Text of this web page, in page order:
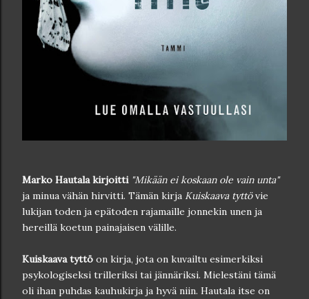
Marko Hautala kirjoitti "Mikään ei koskaan ole vain unta"
ja minua vähän hirvitti. Tämän kirja Kuiskaava tyttövie
lukijan toden ja epätoden rajamaille jonnekin unen ja
hereillä koetun painajaisen välille.
Kuiskaava tyttö on kirja, jota on kuvailtu esimerkiksi
psykologiseksi trilleriksi tai jännäriksi. Mielestäni tämä
oli ihan puhdas kauhukirja ja hyvä niin. Hautala itse on